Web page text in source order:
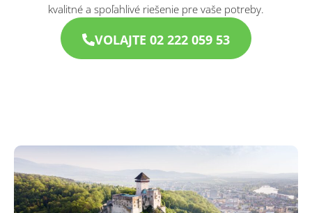
kvalitné a spoľahlivé riešenie pre vaše potreby.
VOLAJTE 02 222 059 53